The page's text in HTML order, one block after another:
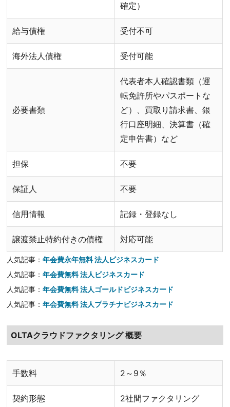
確定）
給与債権 受付不可
海外法人債権 受付可能
必要書類
代表者本人確認書類（運
転免許所やパスポートな
ど）、買取り請求書、銀
行口座明細、決算書（確
定申告書）など
担保 不要
保証人 不要
信用情報 記録・登録なし
譲渡禁止特約付きの債権 対応可能
人気記事：年会費永年無料 法人ビジネスカード
人気記事：年会費無料 法人ビジネスカード
人気記事：年会費無料 法人ゴールドビジネスカード
人気記事：年会費無料 法人プラチナビジネスカード
OLTAクラウドファクタリング 概要
手数料 2～9％
契約形態 2社間ファクタリング